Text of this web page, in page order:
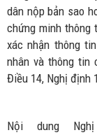
dân nộp bản sao
chứng minh thông
xác nhận thông
nhân và thông tin
Điều 14, Nghị định
Nội dung